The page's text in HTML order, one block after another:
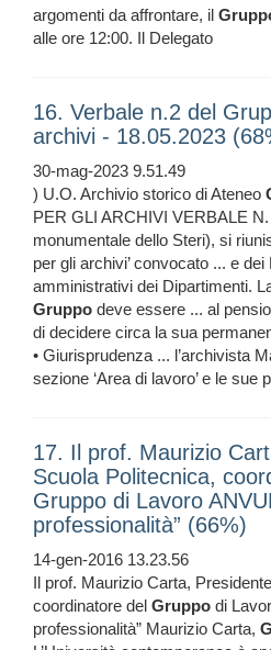
argomenti da affrontare, il
alle ore 12:00. Il Delegato
16. Verbale n.2 del
archivi - 18.05.2023
30-mag-2023 9.51.49
) U.O. Archivio storico di Ateneo
PER GLI ARCHIVI VERBALE
monumentale dello Steri), si
per gli archivi’ convocato ... e
amministrativi dei Dipartimenti.
Gruppo deve essere ... al
di decidere circa la sua
• Giurisprudenza ... l’archivista
sezione ‘Area di lavoro’ e le sue
17. Il prof. Maurizio
Scuola Politecnica,
Gruppo di Lavoro
professionalità” (66%)
14-gen-2016 13.23.56
Il prof. Maurizio Carta,
coordinatore del Gruppo di
professionalità” Maurizio Carta,